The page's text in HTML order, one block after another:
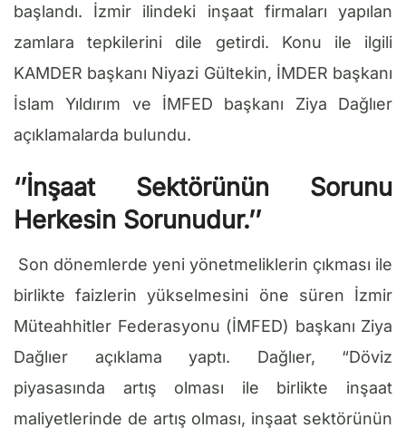
başlandı. İzmir ilindeki inşaat firmaları yapılan
zamlara tepkilerini dile getirdi. Konu ile ilgili
KAMDER başkanı Niyazi Gültekin, İMDER başkanı
İslam Yıldırım ve İMFED başkanı Ziya Dağlıer
açıklamalarda bulundu.
‘’İnşaat Sektörünün Sorunu
Herkesin Sorunudur.’’
Son dönemlerde yeni yönetmeliklerin çıkması ile
birlikte faizlerin yükselmesini öne süren İzmir
Müteahhitler Federasyonu (İMFED) başkanı Ziya
Dağlıer açıklama yaptı. Dağlıer, “Döviz
piyasasında artış olması ile birlikte inşaat
maliyetlerinde de artış olması, inşaat sektörünün